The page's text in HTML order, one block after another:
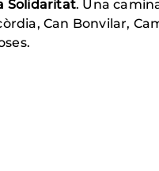
Solidaritat. Una
Can Bonvilar,